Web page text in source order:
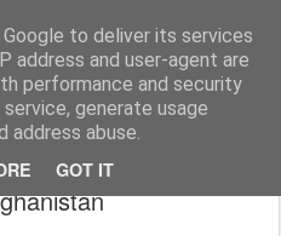
to deliver its services
address and user-agent are
performance and security
generate usage
abuse.
GOT IT
Presseberichte zu Bundespolitik, Diplomatie, Sicherheitspolitik, Wirtschaft, Fahrzeugtechnik und IT - Pressedienst, Fachartikel, Bildredaktion, O-Ton-Videos
von AKK in